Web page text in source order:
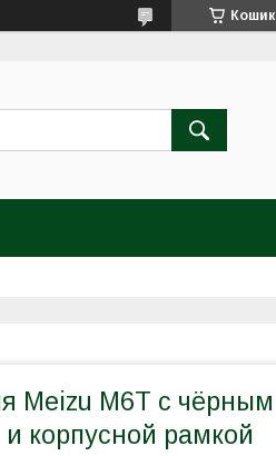
Кошик
Meizu M6T с чёрным
корпусной рамкой